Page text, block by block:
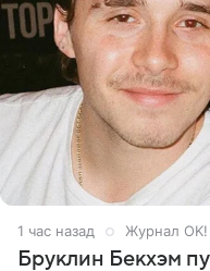
1 час назад Журнал OK!
Бруклин Бекхэм